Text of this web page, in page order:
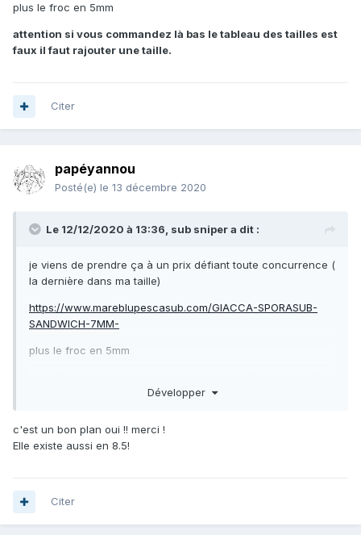
plus le froc en 5mm
attention si vous commandez là bas le tableau des tailles est
faux il faut rajouter une taille.
Citer
papéyannou
Posté(e) le 13 décembre 2020
Le 12/12/2020 à 13:36, sub snipera dit :
je viens de prendre ça à un prix défiant toute concurrence (
la dernière dans ma taille)
https://www.mareblupescasub.com/GIACCA-SPORASUB-
SANDWICH-7MM-
plus le froc en 5mm
est faux il faut rajouter une taille.
Développer
c'est un bon plan oui !! merci !
Elle existe aussi en 8.5!
Citer